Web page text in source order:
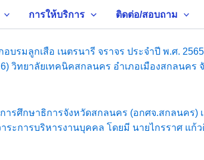
การให้บริการ ติดต่อ/สอบถาม
รมลูกเสือ เนตรนารี จราจร ประจำปี พ.ศ.
วิทยาลัยเทคนิคสกลนคร อำเภอเมืองสกลนคร
รศึกษาธิการจังหวัดสกลนคร (อกศจ.สกลนคร)
ะการบริหารงานบุคคล โดยมี นายไกรราศ แก้ว